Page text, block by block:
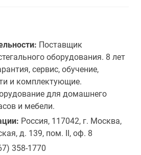
Поставщик
оборудования. 8 лет
сервис, обучение,
и комплектующие.
для домашнего
и мебели.
Россия, 117042, г. Москва,
д. 139, пом. II, оф. 8
358-1770